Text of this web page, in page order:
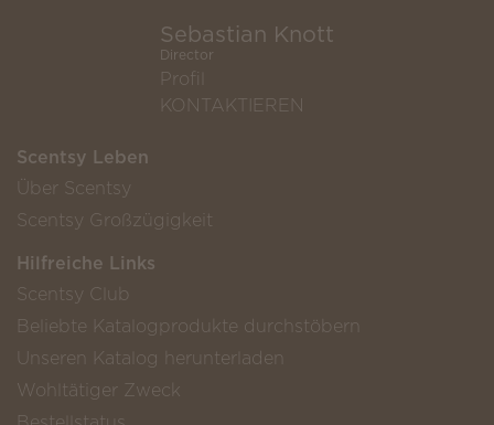
Sebastian Knott
Director
Profil
KONTAKTIEREN
Scentsy Leben
Über Scentsy
Scentsy Großzügigkeit
Hilfreiche Links
Scentsy Club
Beliebte Katalogprodukte durchstöbern
Unseren Katalog herunterladen
Wohltätiger Zweck